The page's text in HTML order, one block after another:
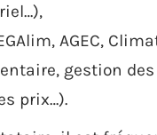
AGEC,
gestion des
prix…).